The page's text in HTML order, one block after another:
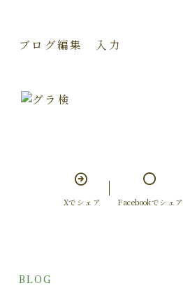
ブログ編集 入力
Xでシェア Facebookでシェア
BLOG